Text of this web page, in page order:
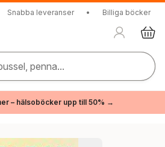
Snabba leveranser • Billiga böcker
penna...
– hälsoböcker upp till 50% →